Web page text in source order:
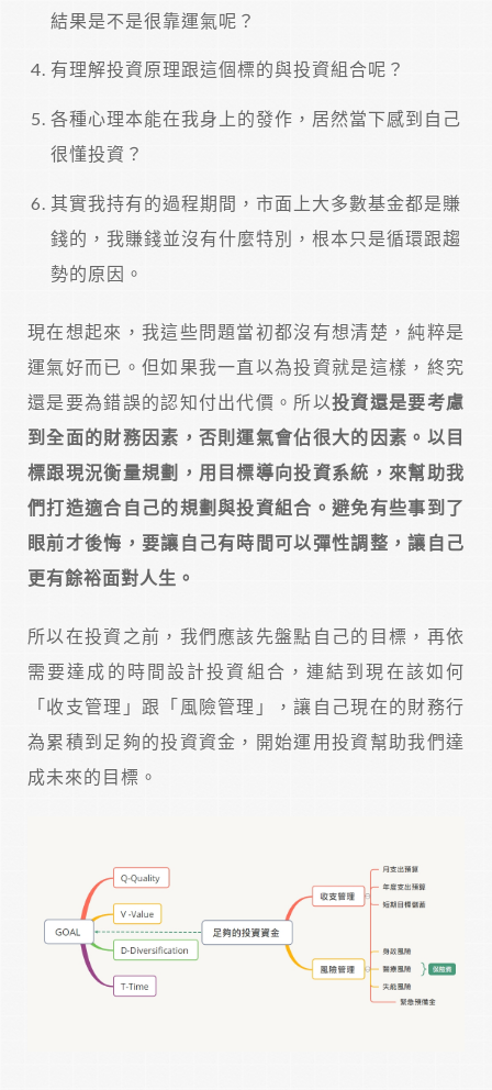
結果是不是很靠運氣呢？
有理解投資原理跟這個標的與投資組合呢？
各種心理本能在我身上的發作，居然當下感到自己
很懂投資？
其實我持有的過程期間，市面上大多數基金都是賺
錢的，我賺錢並沒有什麼特別，根本只是循環跟趨
勢的原因。
現在想起來，我這些問題當初都沒有想清楚，純粹是
運氣好而已。但如果我一直以為投資就是這樣，終究
還是要為錯誤的認知付出代價。所以投資還是要考慮
到全面的財務因素，否則運氣會佔很大的因素。以目
標跟現況衡量規劃，用目標導向投資系統，來幫助我
們打造適合自己的規劃與投資組合。避免有些事到了
眼前才後悔，要讓自己有時間可以彈性調整，讓自己
更有餘裕面對人生。
所以在投資之前，我們應該先盤點自己的目標，再依
需要達成的時間設計投資組合，連結到現在該如何
「收支管理」跟「風險管理」，讓自己現在的財務行
為累積到足夠的投資資金，開始運用投資幫助我們達
成未來的目標。